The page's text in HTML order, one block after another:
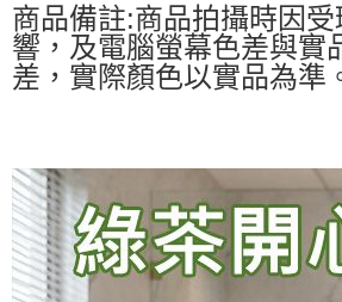
商品備註:商品拍攝時因
響，及電腦螢幕色差與實
差，實際顏色以實品為準